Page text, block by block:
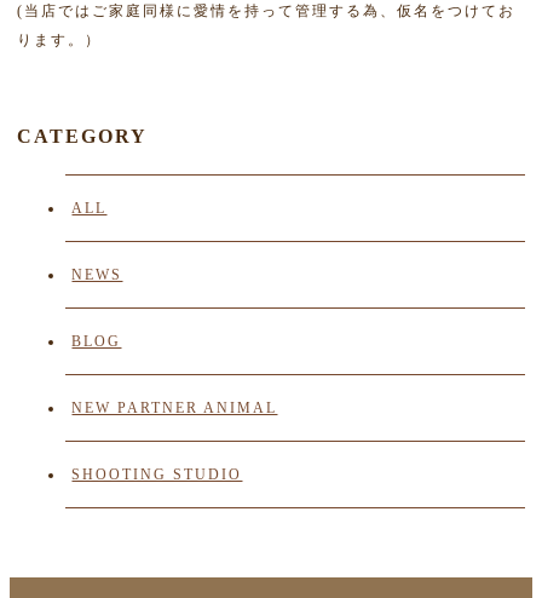
(当店ではご家庭同様に愛情を持って管理する為、仮名をつけてお
ります。）
CATEGORY
ALL
NEWS
BLOG
NEW PARTNER ANIMAL
SHOOTING STUDIO